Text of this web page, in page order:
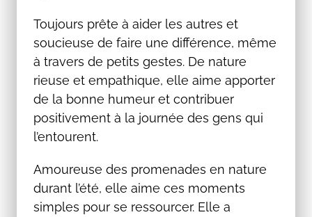
Toujours prête à aider les autres et
soucieuse de faire une différence, même
à travers de petits gestes. De nature
rieuse et empathique, elle aime apporter
de la bonne humeur et contribuer
positivement à la journée des gens qui
l’entourent.
Amoureuse des promenades en nature
durant l’été, elle aime ces moments
simples pour se ressourcer. Elle a